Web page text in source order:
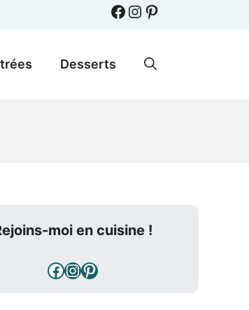
Facebook
Instagram
Pinterest
Desserts
moi en cuisine !
Facebook
Instagram
Pinterest